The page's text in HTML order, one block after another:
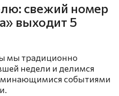
свежий номер
выходит 5
мы традиционно
недели и делимся
событиями